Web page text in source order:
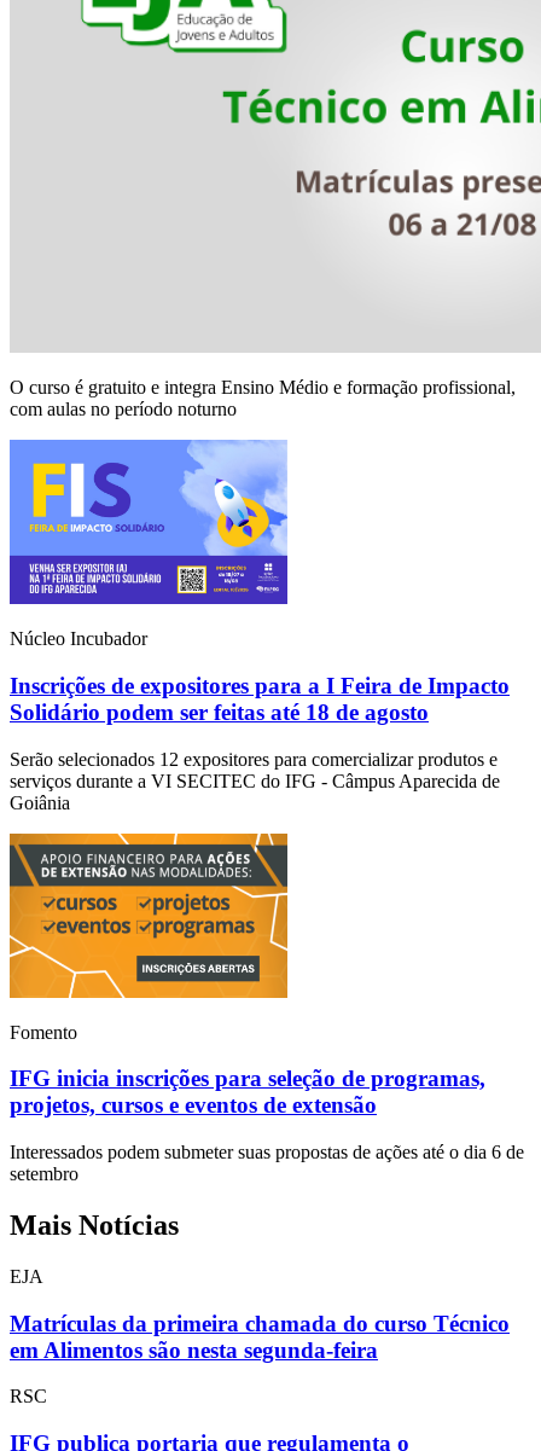
O curso é gratuito e integra Ensino Médio e formação profissional,
com aulas no período noturno
Núcleo Incubador
Inscrições de expositores para a I Feira de Impacto
Solidário podem ser feitas até 18 de agosto
Serão selecionados 12 expositores para comercializar produtos e
serviços durante a VI SECITEC do IFG - Câmpus Aparecida de
Goiânia
Fomento
IFG inicia inscrições para seleção de programas,
projetos, cursos e eventos de extensão
Interessados podem submeter suas propostas de ações até o dia 6 de
setembro
Mais Notícias
EJA
Matrículas da primeira chamada do curso Técnico
em Alimentos são nesta segunda-feira
RSC
IFG publica portaria que regulamenta o